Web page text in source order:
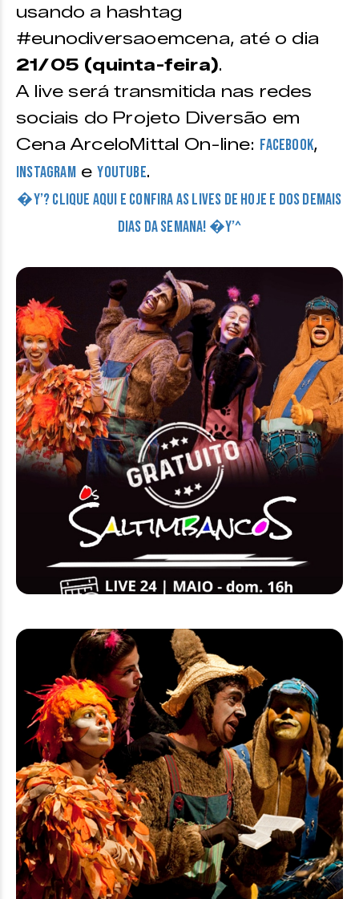
usando a hashtag
#eunodiversaoemcena, até o dia
21/05 (quinta-feira).
A live será transmitida nas redes
sociais do Projeto Diversão em
Cena ArceloMittal On-line: Facebook,
InstagrameYoutube.
�Y’? CLIQUE AQUI E CONFIRA AS LIVES DE HOJE E DOS DEMAIS
DIAS DA SEMANA! �Y’^